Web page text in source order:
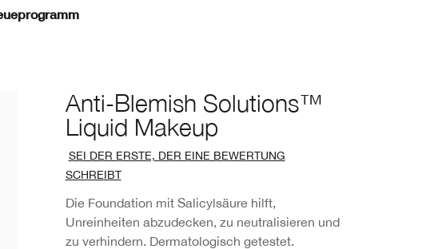
Anti-Blemish Solutions™
Liquid Makeup
SEI DER ERSTE, DER EINE BEWERTUNG
SCHREIBT
Die Foundation mit Salicylsäure hilft,
Unreinheiten abzudecken, zu neutralisieren und
zu verhindern. Dermatologisch getestet.